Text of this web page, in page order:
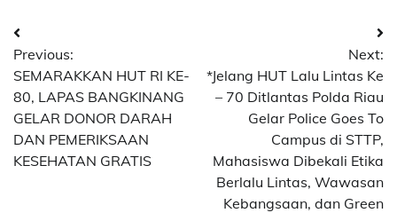
Navigasi
pos
Previous:
SEMARAKKAN HUT RI KE-
80, LAPAS BANGKINANG
GELAR DONOR DARAH
DAN PEMERIKSAAN
KESEHATAN GRATIS
Next:
*Jelang HUT Lalu Lintas Ke
– 70 Ditlantas Polda Riau
Gelar Police Goes To
Campus di STTP,
Mahasiswa Dibekali Etika
Berlalu Lintas, Wawasan
Kebangsaan, dan Green